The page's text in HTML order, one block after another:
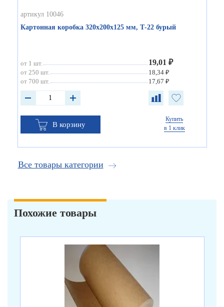
артикул 10046
Картонная коробка 320х200х125 мм, Т-22 бурый
от 1 шт. 19,01 ₽
от 250 шт.
18,34 ₽
от 700 шт.
17,67 ₽
В корзину
Купить
в 1 клик
Все товары категории
Похожие товары